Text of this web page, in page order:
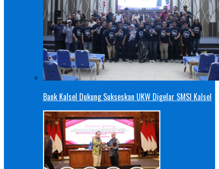
Bank Kalsel Dukung Sukseskan UKW Digelar SMSI Kalsel